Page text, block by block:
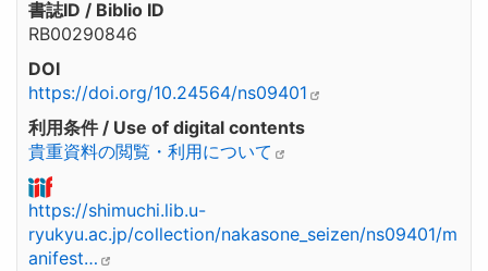
書誌ID / Biblio ID
RB00290846
DOI
https://doi.org/10.24564/ns09401
利用条件 / Use of digital contents
貴重資料の閲覧・利用について
https://shimuchi.lib.u-
ryukyu.ac.jp/collection/nakasone_seizen/ns09401/m
anifest…